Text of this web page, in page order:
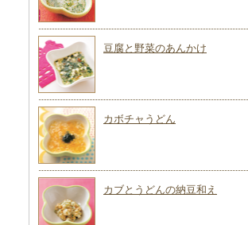
豆腐と野菜のあんかけ
カボチャうどん
カブとうどんの納豆和え